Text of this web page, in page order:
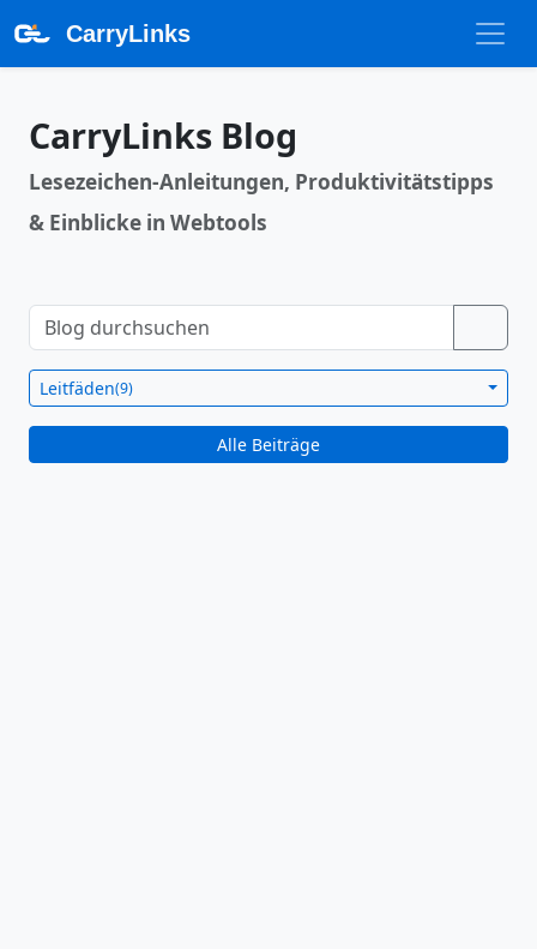
CarryLinks
CarryLinks Blog
Lesezeichen-Anleitungen, Produktivitätstipps
& Einblicke in Webtools
Leitfäden(9)
Alle Beiträge